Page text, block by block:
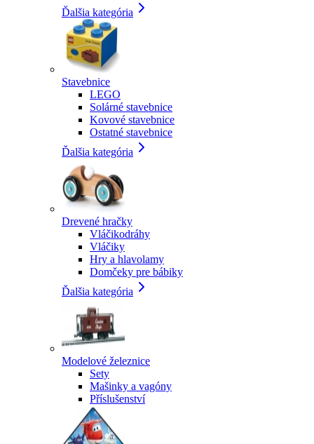
Ďalšia kategória
Stavebnice
LEGO
Solárné stavebnice
Kovové stavebnice
Ostatné stavebnice
Ďalšia kategória
Drevené hračky
Vláčikodráhy
Vláčiky
Hry a hlavolamy
Domčeky pre bábiky
Ďalšia kategória
Modelové železnice
Sety
Mašinky a vagóny
Příslušenství